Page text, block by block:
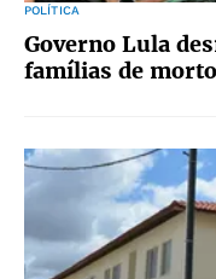
POLÍTICA
Governo Lula
famílias de